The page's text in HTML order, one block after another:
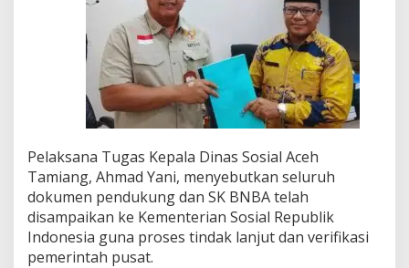
P
e
c
e
p
a
P
e
m
u
l
i
h
Pelaksana Tugas Kepala Dinas Sosial Aceh
Tamiang, Ahmad Yani, menyebutkan seluruh
dokumen pendukung dan SK BNBA telah
disampaikan ke Kementerian Sosial Republik
Indonesia guna proses tindak lanjut dan verifikasi
pemerintah pusat.